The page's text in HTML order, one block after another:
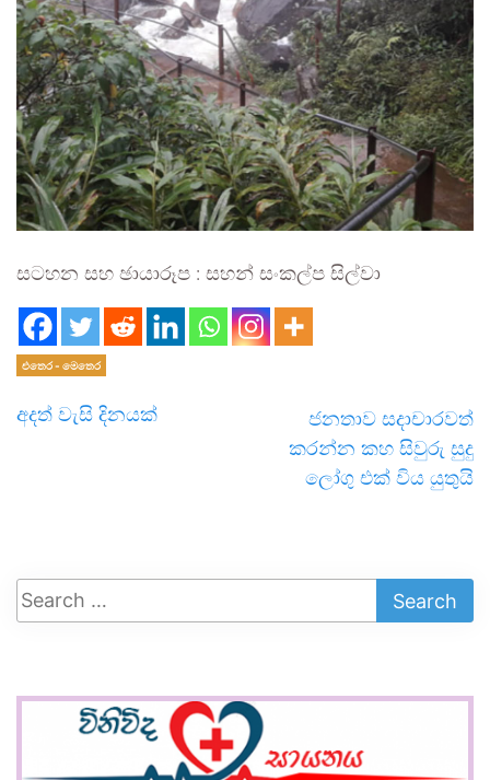
සටහන සහ ඡායාරූප : සහන් සංකල්ප සිල්වා
එතෙර - මෙතෙර
අදත් වැසි දිනයක්
ජනතාව සදාචාරවත්
කරන්න කහ සිවුරු සුදු
ලෝගු එක් විය යුතුයි